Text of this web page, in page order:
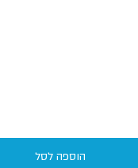
הוספה לסל